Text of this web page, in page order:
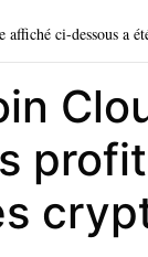
affiché ci-dessous a